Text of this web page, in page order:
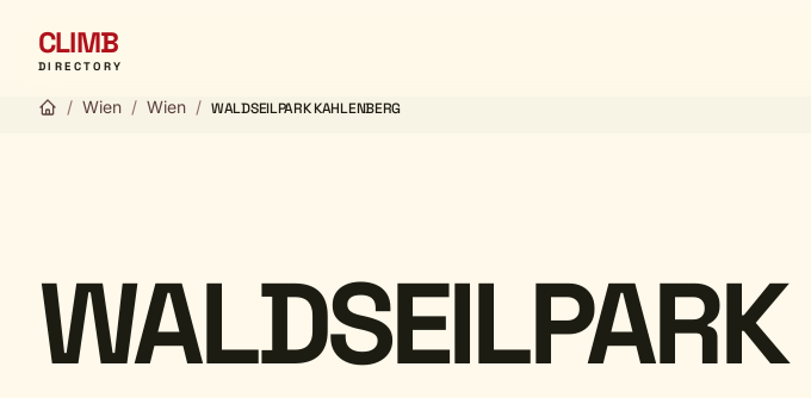
CLIMB
DIRECTORY
/ Wien / Wien / WALDSEILPARK KAHLENBERG